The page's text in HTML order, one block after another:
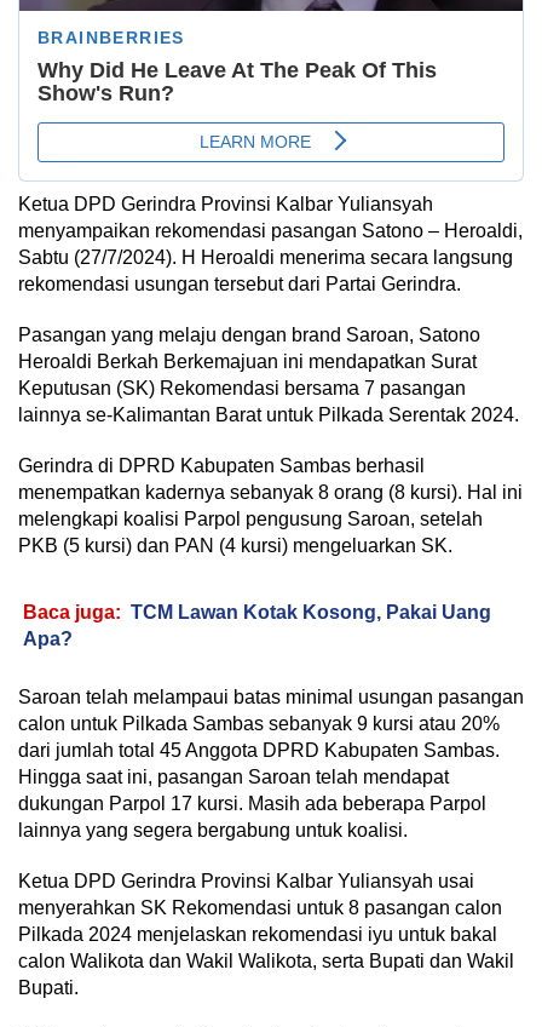
Ketua DPD Gerindra Provinsi Kalbar Yuliansyah
menyampaikan rekomendasi pasangan Satono – Heroaldi,
Sabtu (27/7/2024). H Heroaldi menerima secara langsung
rekomendasi usungan tersebut dari Partai Gerindra.
Pasangan yang melaju dengan brand Saroan, Satono
Heroaldi Berkah Berkemajuan ini mendapatkan Surat
Keputusan (SK) Rekomendasi bersama 7 pasangan
lainnya se-Kalimantan Barat untuk Pilkada Serentak 2024.
Gerindra di DPRD Kabupaten Sambas berhasil
menempatkan kadernya sebanyak 8 orang (8 kursi). Hal ini
melengkapi koalisi Parpol pengusung Saroan, setelah
PKB (5 kursi) dan PAN (4 kursi) mengeluarkan SK.
Baca juga: TCM Lawan Kotak Kosong, Pakai Uang
Apa?
Saroan telah melampaui batas minimal usungan pasangan
calon untuk Pilkada Sambas sebanyak 9 kursi atau 20%
dari jumlah total 45 Anggota DPRD Kabupaten Sambas.
Hingga saat ini, pasangan Saroan telah mendapat
dukungan Parpol 17 kursi. Masih ada beberapa Parpol
lainnya yang segera bergabung untuk koalisi.
Ketua DPD Gerindra Provinsi Kalbar Yuliansyah usai
menyerahkan SK Rekomendasi untuk 8 pasangan calon
Pilkada 2024 menjelaskan rekomendasi iyu untuk bakal
calon Walikota dan Wakil Walikota, serta Bupati dan Wakil
Bupati.